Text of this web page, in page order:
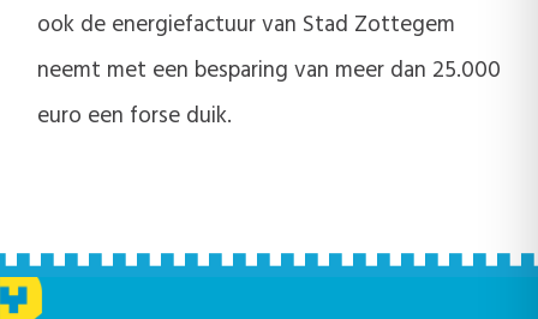
ook de energiefactuur van Stad Zottegem
neemt met een besparing van meer dan 25.000
euro een forse duik.